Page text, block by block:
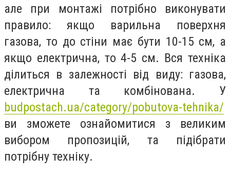
але при монтажі потрібно виконувати
правило: якщо варильна поверхня
газова, то до стіни має бути 10-15 см, а
якщо електрична, то 4-5 см. Вся техніка
ділиться в залежності від виду: газова,
електрична та комбінована. У
budpostach.ua/category/pobutova-tehnika/
ви зможете ознайомитися з великим
вибором пропозицій, та підібрати
потрібну техніку.